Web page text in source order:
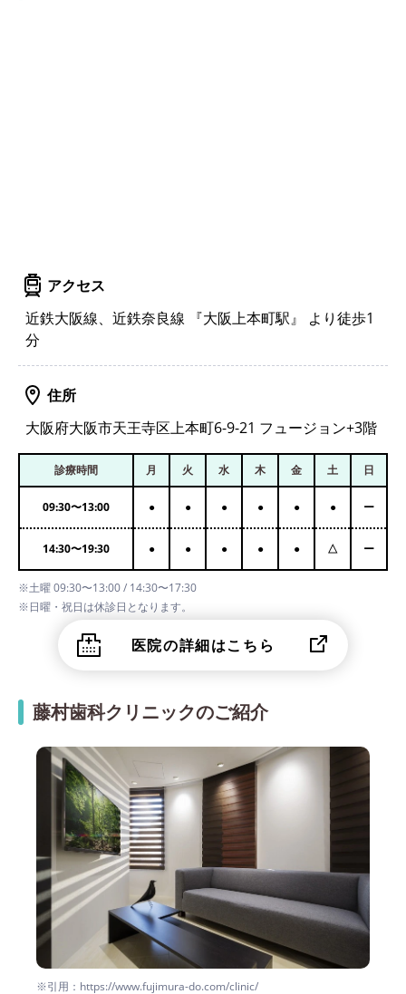
アクセス
近鉄大阪線、近鉄奈良線 『大阪上本町駅』 より徒歩1
分
住所
大阪府大阪市天王寺区上本町6-9-21 フュージョン+3階
診療時間 月 火 水 木 金 土 日
09:30〜13:00 ● ● ● ● ● ● ー
14:30〜19:30 ● ● ● ● ● △ ー
※土曜 09:30〜13:00 / 14:30〜17:30
※日曜・祝日は休診日となります。
医院の詳細はこちら
藤村歯科クリニックのご紹介
※引用：https://www.fujimura-do.com/clinic/